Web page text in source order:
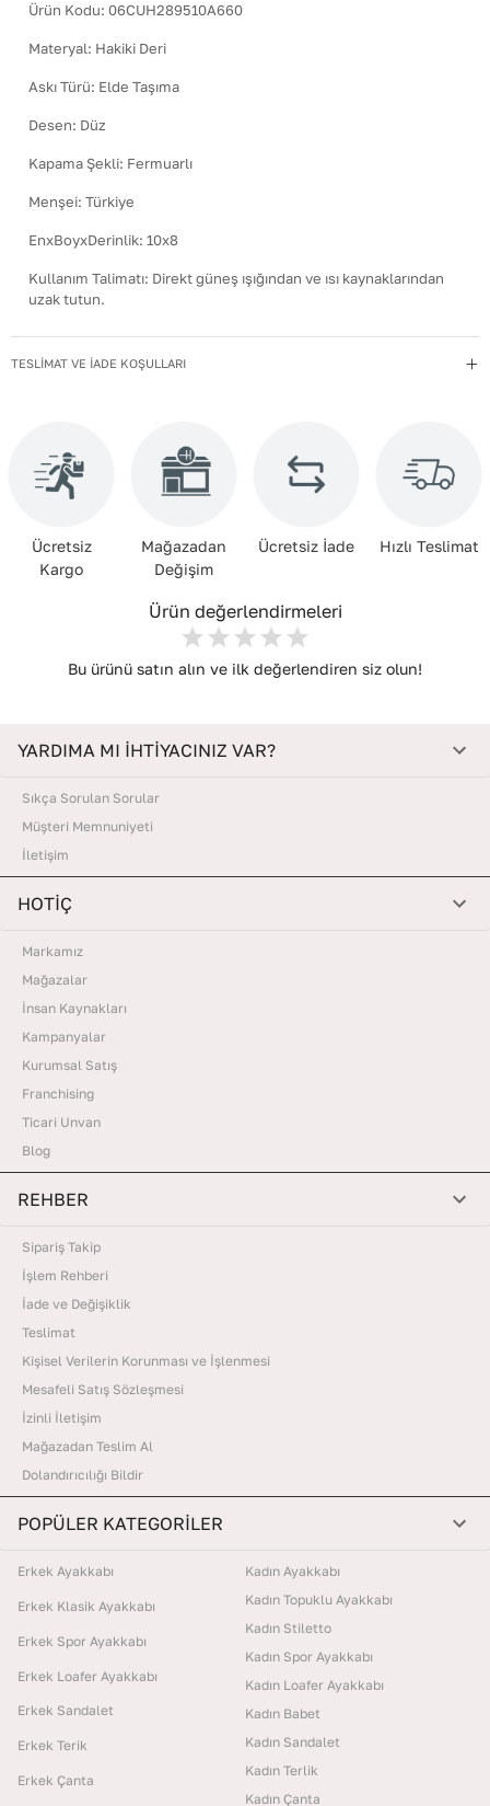
Ürün Kodu: 06CUH289510A660
Materyal: Hakiki Deri
Askı Türü: Elde Taşıma
Desen: Düz
Kapama Şekli: Fermuarlı
Menşei: Türkiye
EnxBoyxDerinlik: 10x8
Kullanım Talimatı: Direkt güneş ışığından ve ısı kaynaklarından
uzak tutun.
Yıkama Talimatı:Çanta ve Aksesuarları hafif nemli bir bezle silin.
Kimyasal temizleyiciler kullanmayın. Temizlik sonrası doğrudan
TESLİMAT VE İADE KOŞULLARI
Ücretsiz
Kargo
Mağazadan
Değişim
Ücretsiz İade Hızlı Teslimat
Ürün değerlendirmeleri
Bu ürünü satın alın ve ilk değerlendiren siz olun!
YARDIMA MI İHTİYACINIZ VAR?
Sıkça Sorulan Sorular
Müşteri Memnuniyeti
İletişim
HOTİÇ
Markamız
Mağazalar
İnsan Kaynakları
Kampanyalar
Kurumsal Satış
Franchising
Ticari Unvan
Blog
REHBER
Sipariş Takip
İşlem Rehberi
İade ve Değişiklik
Teslimat
Kişisel Verilerin Korunması ve İşlenmesi
Mesafeli Satış Sözleşmesi
İzinli İletişim
Mağazadan Teslim Al
Dolandırıcılığı Bildir
POPÜLER KATEGORİLER
Erkek Ayakkabı
Erkek Klasik Ayakkabı
Erkek Spor Ayakkabı
Erkek Loafer Ayakkabı
Erkek Sandalet
Erkek Terik
Erkek Çanta
Kadın Ayakkabı
Kadın Topuklu Ayakkabı
Kadın Stiletto
Kadın Spor Ayakkabı
Kadın Loafer Ayakkabı
Kadın Babet
Kadın Sandalet
Kadın Terlik
Kadın Çanta